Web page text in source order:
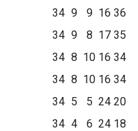
34 9 9 16 36
34 9 8 17 35
34 8 10 16 34
34 8 10 16 34
34 5 5 24 20
34 4 6 24 18